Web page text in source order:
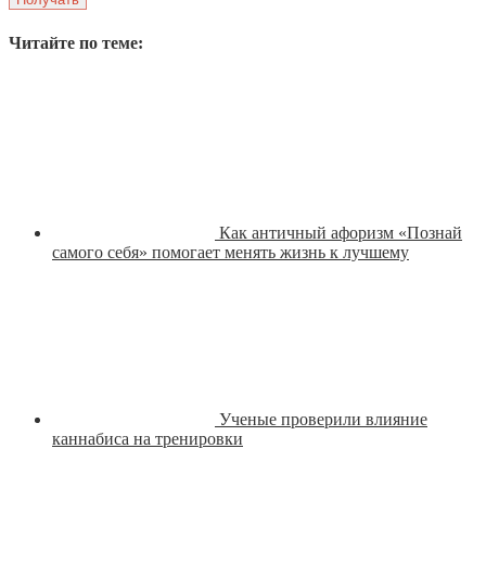
Читайте по теме:
Как античный афоризм «Познай
самого себя» помогает менять жизнь к лучшему
Ученые проверили влияние
каннабиса на тренировки